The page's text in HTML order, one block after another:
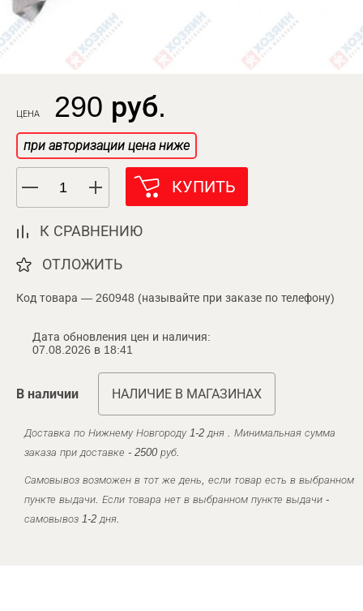
ЦЕНА 290 руб.
при авторизации цена ниже
КУПИТЬ
К СРАВНЕНИЮ
ОТЛОЖИТЬ
Код товара — 260948 (называйте при заказе по телефону)
Дата обновления цен и наличия:
07.08.2026 в 18:41
В наличии НАЛИЧИЕ В МАГАЗИНАХ
Доставка по Нижнему Новгороду 1-2 дня . Минимальная сумма
заказа при доставке - 2500 руб.
Самовывоз возможен в тот же день, если товар есть в выбранном
пункте выдачи. Если товара нет в выбранном пункте выдачи -
самовывоз 1-2 дня.